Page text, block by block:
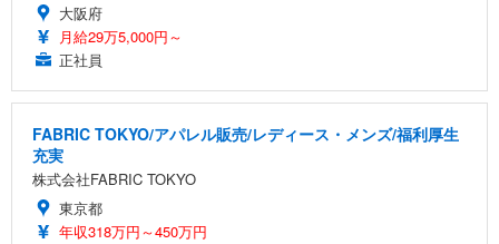
大阪府
月給29万5,000円～
正社員
FABRIC TOKYO/アパレル販売/レディース・メンズ/福利厚生
充実
株式会社FABRIC TOKYO
東京都
年収318万円～450万円